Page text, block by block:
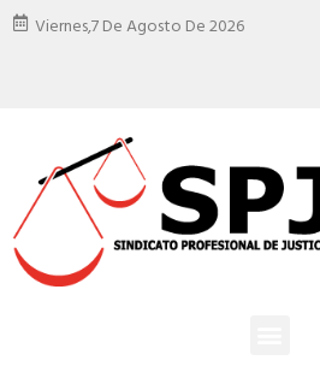
Viernes,7 De Agosto De 2026